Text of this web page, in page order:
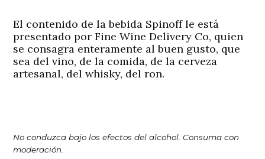
El contenido de la bebida Spinoff le está
presentado por Fine Wine Delivery Co, quien
se consagra enteramente al buen gusto, que
sea del vino, de la comida, de la cerveza
artesanal, del whisky, del ron.
No conduzca bajo los efectos del alcohol. Consuma con
moderación.